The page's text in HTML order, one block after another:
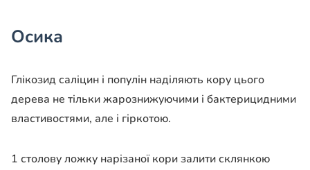
Осика
Глікозид саліцин і популін наділяють кору цього
дерева не тільки жарознижуючими і бактерицидними
властивостями, але і гіркотою.
1 столову ложку нарізаної кори залити склянкою